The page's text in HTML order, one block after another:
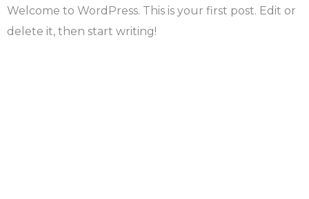
Welcome to WordPress. This is your first post. Edit or
delete it, then start writing!